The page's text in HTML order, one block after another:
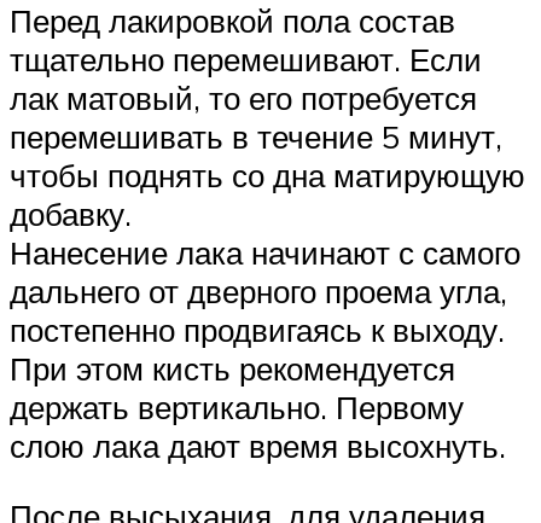
Перед лакировкой пола состав
тщательно перемешивают. Если
лак матовый, то его потребуется
перемешивать в течение 5 минут,
чтобы поднять со дна матирующую
добавку.
Нанесение лака начинают с самого
дальнего от дверного проема угла,
постепенно продвигаясь к выходу.
При этом кисть рекомендуется
держать вертикально. Первому
слою лака дают время высохнуть.